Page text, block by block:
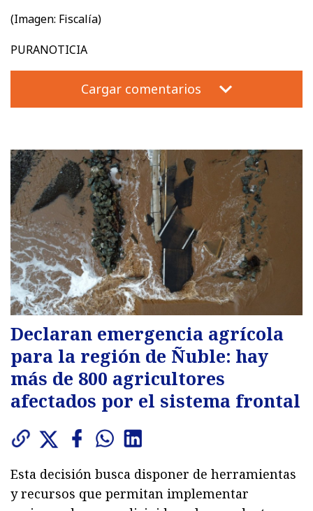
(Imagen: Fiscalía)
PURANOTICIA
Cargar comentarios
Declaran emergencia agrícola
para la región de Ñuble: hay
más de 800 agricultores
afectados por el sistema frontal
Esta decisión busca disponer de herramientas
y recursos que permitan implementar